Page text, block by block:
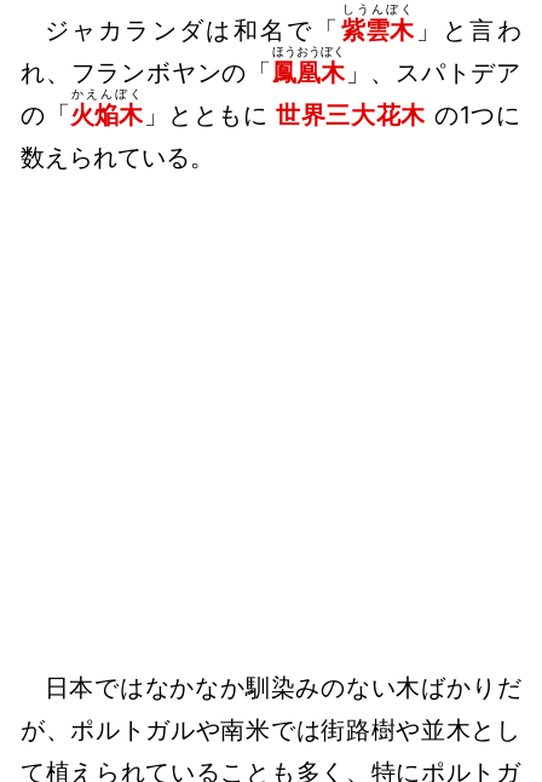
ジャカランダは和名で「 紫雲木
しうんぼく
」と言わ
れ、フランボヤンの「鳳凰木
ほうおうぼく
」、スパトデア
の「火焔木
かえんぼく
」とともに世界三大花木 の1つに
数えられている。
日本ではなかなか馴染みのない木ばかりだ
が、ポルトガルや南米では街路樹や並木とし
て植えられていることも多く、特にポルトガ